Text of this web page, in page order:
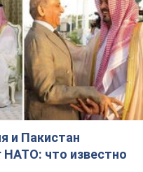
и Пакистан
НАТО: что известно